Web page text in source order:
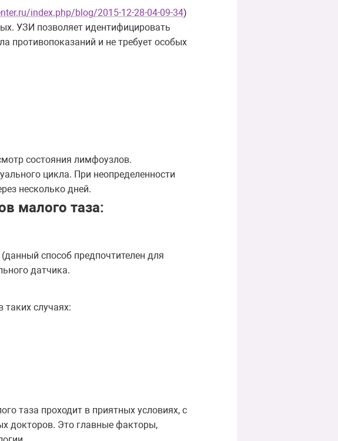
index.php/blog/2015-12-28-04-09-34)
УЗИ позволяет идентифицировать
противопоказаний и не требует особых
состояния лимфоузлов.
цикла. При неопределенности
несколько дней.
малого таза:
способ предпочтителен для
датчика.
таких случаях:
таза проходит в приятных условиях, с
докторов. Это главные факторы,